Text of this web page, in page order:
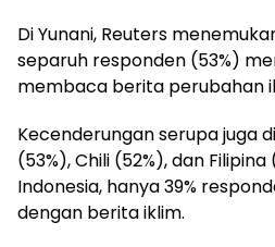
Di Yunani, Reuters
separuh responden (53%)
membaca berita perubahan
Kecenderungan serupa juga
(53%), Chili (52%), dan
Indonesia, hanya 39%
dengan berita iklim.